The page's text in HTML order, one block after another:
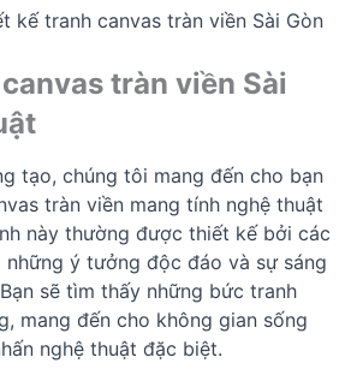
kế tranh canvas tràn viền Sài Gòn
tràn viền Sài
tạo, chúng tôi mang đến cho bạn
tràn viền mang tính nghệ thuật
này thường được thiết kế bởi các
những ý tưởng độc đáo và sự sáng
sẽ tìm thấy những bức tranh
mang đến cho không gian sống
nghệ thuật đặc biệt.